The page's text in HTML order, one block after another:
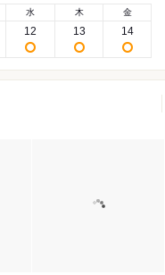
水
12
木
13
金
14